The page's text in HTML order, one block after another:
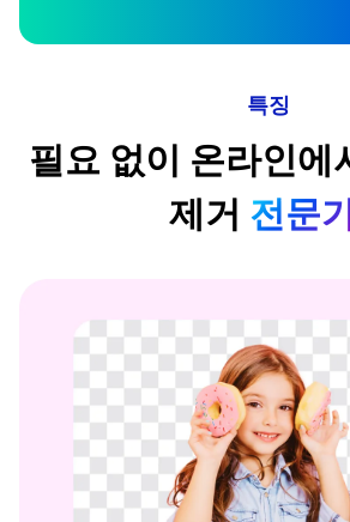
특징
필요 없이 온라인에
제거 전문